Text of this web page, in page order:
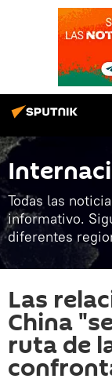
Todas las
informativo.
diferentes
Las
China
ruta de